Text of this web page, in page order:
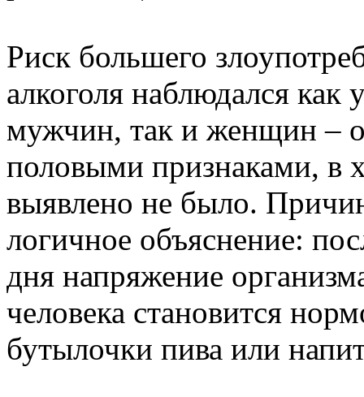
Риск большего
алкоголя наблюдался
мужчин, так и женщин –
половыми признаками, в
выявлено не было.
логичное объяснение:
дня напряжение
человека становится
бутылочки пива или